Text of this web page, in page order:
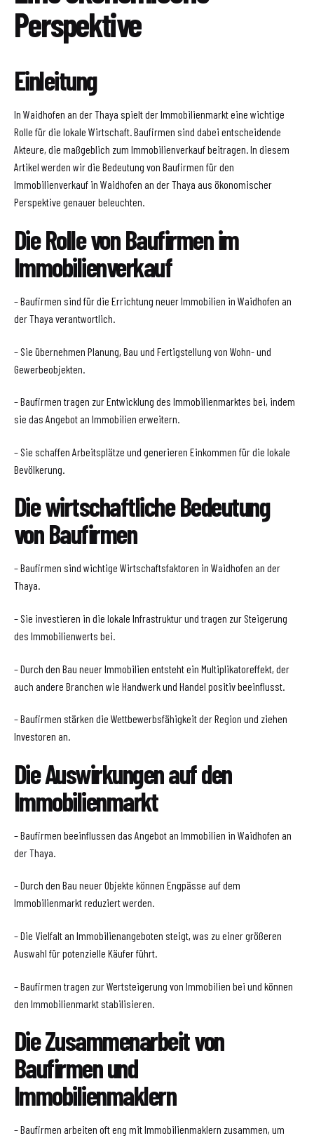
Perspektive
Einleitung
In Waidhofen an der Thaya spielt der Immobilienmarkt eine wichtige
Rolle für die lokale Wirtschaft. Baufirmen sind dabei entscheidende
Akteure, die maßgeblich zum Immobilienverkauf beitragen. In diesem
Artikel werden wir die Bedeutung von Baufirmen für den
Immobilienverkauf in Waidhofen an der Thaya aus ökonomischer
Perspektive genauer beleuchten.
Die Rolle von Baufirmen im
Immobilienverkauf
– Baufirmen sind für die Errichtung neuer Immobilien in Waidhofen an
der Thaya verantwortlich.
– Sie übernehmen Planung, Bau und Fertigstellung von Wohn- und
Gewerbeobjekten.
– Baufirmen tragen zur Entwicklung des Immobilienmarktes bei, indem
sie das Angebot an Immobilien erweitern.
– Sie schaffen Arbeitsplätze und generieren Einkommen für die lokale
Bevölkerung.
Die wirtschaftliche Bedeutung
von Baufirmen
– Baufirmen sind wichtige Wirtschaftsfaktoren in Waidhofen an der
Thaya.
– Sie investieren in die lokale Infrastruktur und tragen zur Steigerung
des Immobilienwerts bei.
– Durch den Bau neuer Immobilien entsteht ein Multiplikatoreffekt, der
auch andere Branchen wie Handwerk und Handel positiv beeinflusst.
– Baufirmen stärken die Wettbewerbsfähigkeit der Region und ziehen
Investoren an.
Die Auswirkungen auf den
Immobilienmarkt
– Baufirmen beeinflussen das Angebot an Immobilien in Waidhofen an
der Thaya.
– Durch den Bau neuer Objekte können Engpässe auf dem
Immobilienmarkt reduziert werden.
– Die Vielfalt an Immobilienangeboten steigt, was zu einer größeren
Auswahl für potenzielle Käufer führt.
– Baufirmen tragen zur Wertsteigerung von Immobilien bei und können
den Immobilienmarkt stabilisieren.
Die Zusammenarbeit von
Baufirmen und
Immobilienmaklern
– Baufirmen arbeiten oft eng mit Immobilienmaklern zusammen, um